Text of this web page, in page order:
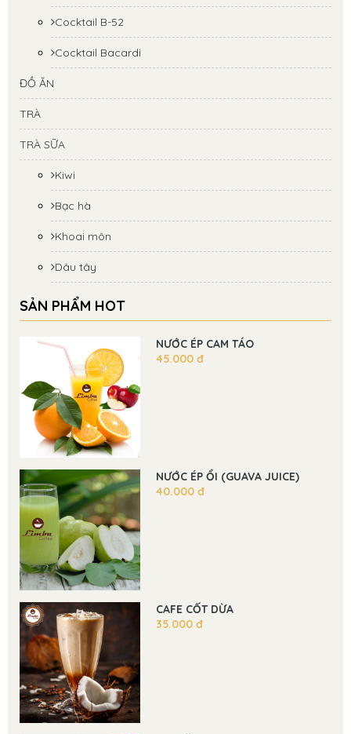
Cocktail B-52
Cocktail Bacardi
ĐỒ ĂN
TRÀ
TRÀ SỮA
Kiwi
Bạc hà
Khoai môn
Dâu tây
SẢN PHẨM HOT
NƯỚC ÉP CAM TÁO
45.000 đ
NƯỚC ÉP ỔI (GUAVA JUICE)
40.000 đ
CAFE CỐT DỪA
35.000 đ